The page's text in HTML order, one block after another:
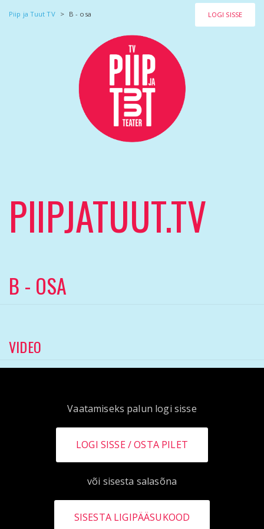
LOGI SISSE
Piip ja Tuut TV > B - osa
PIIPJATUUT.TV
B - OSA
VIDEO
Vaatamiseks palun logi sisse
LOGI SISSE
või sisesta salasõna
SISESTA LIGIPÄÄSUKOOD